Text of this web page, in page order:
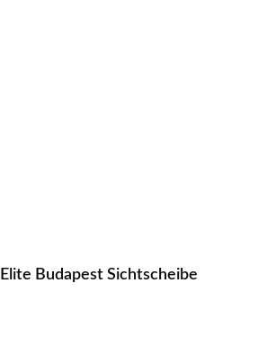
Elite Budapest Sichtscheibe